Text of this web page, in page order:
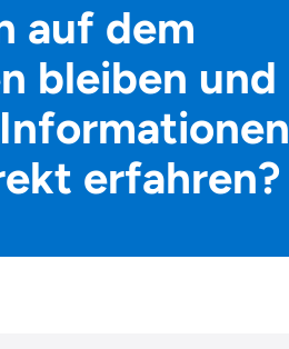
auf dem
bleiben und
erfahren?